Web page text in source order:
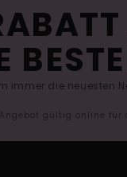
immer die neuesten
gültig online für